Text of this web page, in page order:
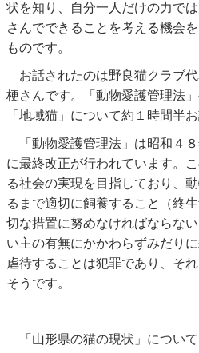
状を知り、自分一人だけの力で
さんでできることを考える機会
ものです。
お話されたのは野良猫クラブ
梗さんです。「動物愛護管理法
「地域猫」について約１時間半
「動物愛護管理法」は昭和４
に最終改正が行われています。
る社会の実現を目指しており、
るまで適切に飼養すること（終
切な措置に努めなければならな
い主の有無にかかわらずみだり
虐待することは犯罪であり、そ
そうです。
「山形県の猫の現状」につい